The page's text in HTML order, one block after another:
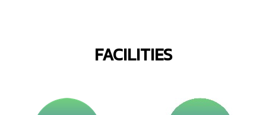
FACILITIES